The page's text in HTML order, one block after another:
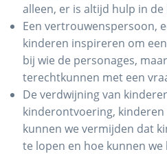
alleen, er is altijd hulp in
Een vertrouwenspersoon,
kinderen inspireren om
bij wie de personages,
terechtkunnen met een
De verdwijning van
kinderontvoering,
kunnen we vermijden dat
te lopen en hoe kunnen we